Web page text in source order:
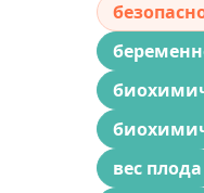
вес плода